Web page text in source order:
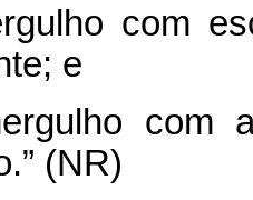
com
e
com
(NR)